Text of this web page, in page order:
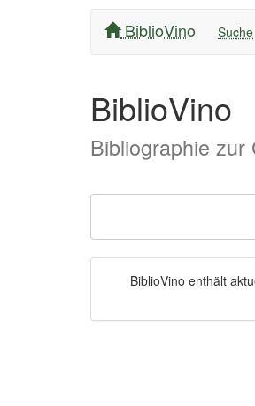
BiblioVino Suche
BiblioVino
Bibliographie
BiblioVino enthält